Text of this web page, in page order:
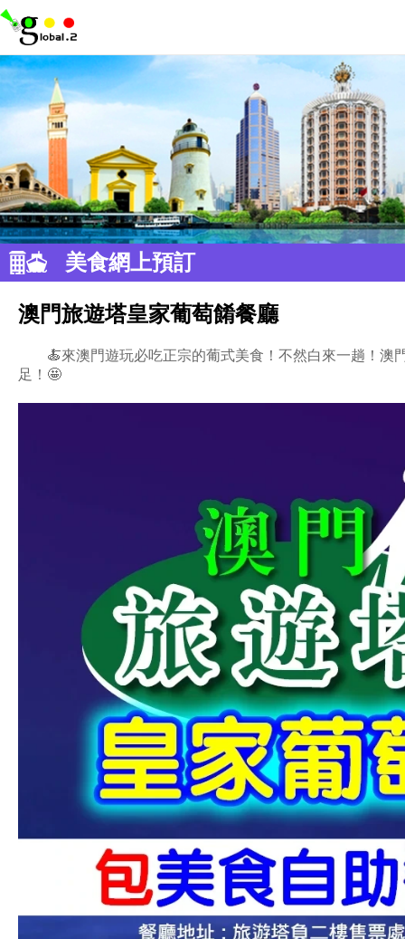
美食網上預訂
澳門旅遊塔皇家葡萄餚餐廳
🍝來澳門遊玩必吃正宗的葡式美食！不然白來一趟！
足！🤩